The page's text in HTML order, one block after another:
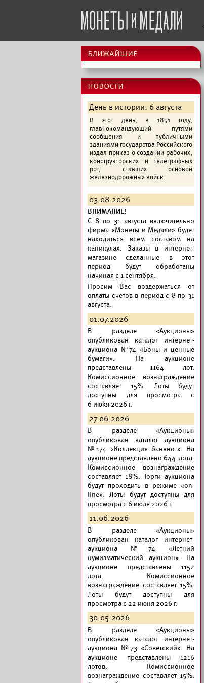
ближайшие
новости
День в истории: 6 августа
В этот день, в 1851 году,
главнокомандующий путями
сообщения и публичными
зданиями государства Российского
издал приказ о создании рабочих,
конструкторских и телеграфных
рот, ставших основой
железнодорожных войск.
03.08.2026
ВНИМАНИЕ!
C 8 по 31 августа включительно
фирма «Монеты и Медали» будет
находиться всем составом на
каникулах. Заказы в интернет-
магазине сделанные в этот
период будут обработаны
начиная с 1 сентября.
Просим Вас воздержаться от
оплаты счетов в период с 8 по 31
августа.
01.07.2026
В разделе «Аукционы»
опубликован каталог интернет-
аукциона №74 «Боны и ценные
бумаги». На аукционе
представлены 1164 лот.
Комиссионное вознаграждение
составляет 15%. Лоты будут
доступны для просмотра с
6 июkя 2026 г.
27.06.2026
В разделе «Аукционы»
опубликован каталог аукциона
№174 «Коллекция банкнот». На
аукционе представлено 644 лота.
Комиссионное вознаграждение
составляет 18%. Торги аукциона
будут проходить в режиме «on-
line». Лоты будут доступны для
просмотра с 6 июля 2026 г.
11.06.2026
В разделе «Аукционы»
опубликован каталог интернет-
аукциона №74 «Летний
нумизматический аукцион». На
аукционе представлены 1152
лота. Комиссионное
вознаграждение составляет 15%.
Лоты будут доступны для
просмотра с 22 июня 2026 г.
30.05.2026
В разделе «Аукционы»
опубликован каталог интернет-
аукциона №73 «Советский». На
аукционе представлены 1216
лотов. Комиссионное
вознаграждение составляет 15%.